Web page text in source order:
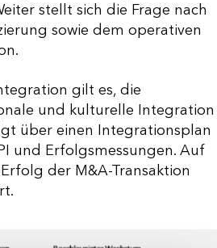
stellt sich die Frage nach
sowie dem operativen
gilt es, die
und kulturelle Integration
über einen Integrationsplan
und Erfolgsmessungen. Auf
der M&A-Transaktion